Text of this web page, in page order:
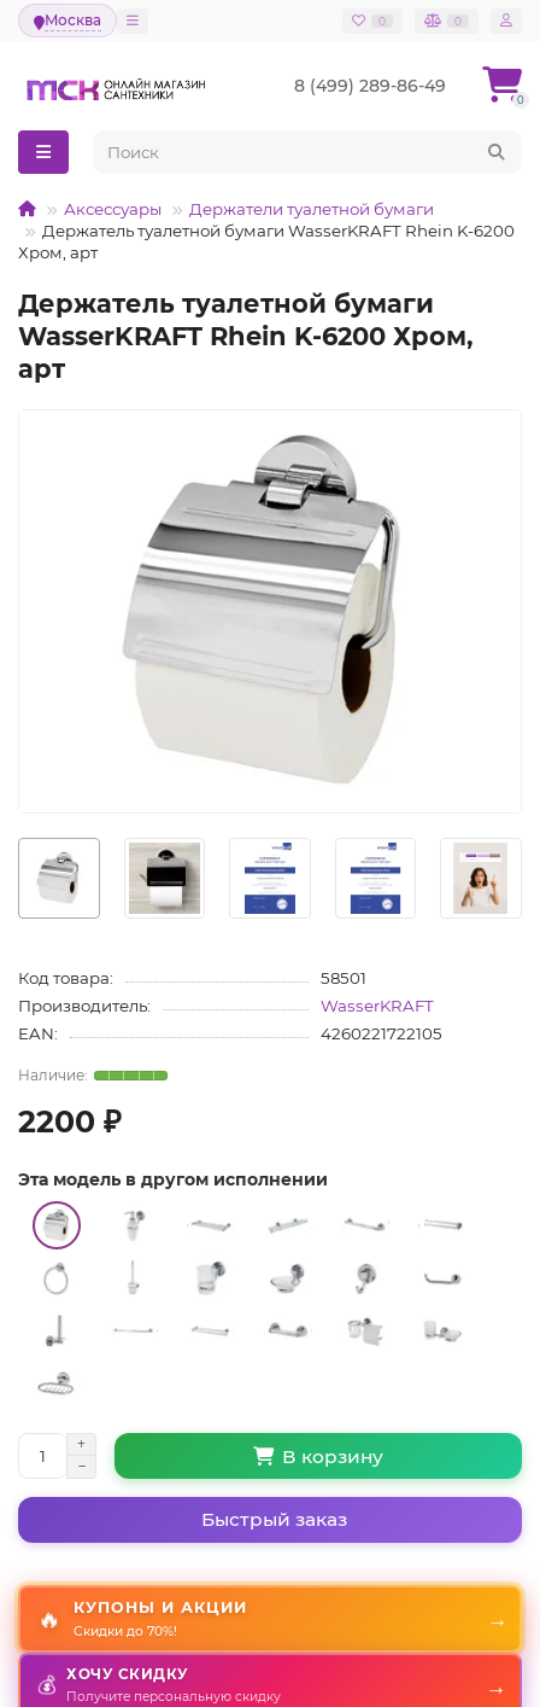
Москва 0 0
8 (499) 289-86-49
0
Аксессуары
Держатели туалетной бумаги
Держатель туалетной бумаги WasserKRAFT Rhein K-6200
Хром, арт
Держатель туалетной бумаги
WasserKRAFT Rhein K-6200 Хром,
арт
Код товара:
58501
Производитель:
WasserKRAFT
EAN:
4260221722105
2200 ₽
Эта модель в другом исполнении
В корзину
Быстрый заказ
🔥 КУПОНЫ И АКЦИИ
Скидки до 70%!
→
💰 ХОЧУ СКИДКУ
Получите персональную скидку →